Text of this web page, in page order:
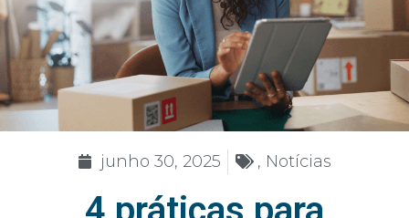
junho 30, 2025 , Notícias